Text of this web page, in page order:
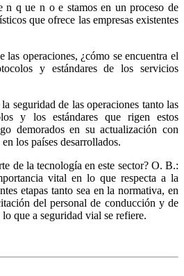
n q ue n o e stamos en un proceso de
que ofrece las empresas existentes
las operaciones, ¿cómo se encuentra el
y estándares de los servicios
seguridad de las operaciones tanto las
y los estándares que rigen estos
demorados en su actualización con
los países desarrollados.
de la tecnología en este sector? O. B.:
vital en lo que respecta a la
etapas tanto sea en la normativa, en
del personal de conducción y de
que a seguridad vial se refiere.